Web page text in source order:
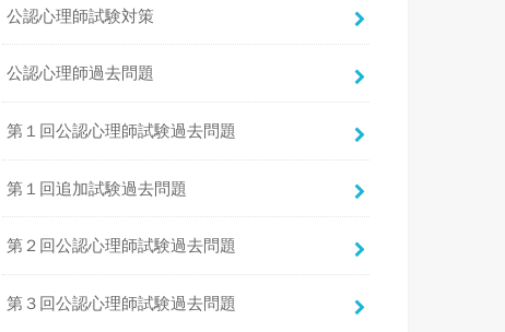
公認心理師試験対策
公認心理師過去問題
第１回公認心理師試験過去問題
第１回追加試験過去問題
第２回公認心理師試験過去問題
第３回公認心理師試験過去問題